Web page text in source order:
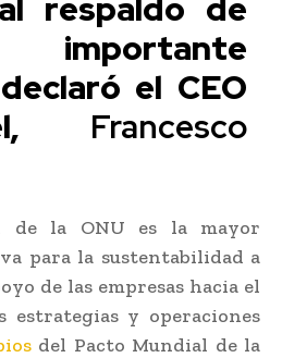
el CEO
Francesco
de la ONU es la mayor
para la sustentabilidad a
de las empresas hacia el
estrategias y operaciones
del Pacto Mundial de la